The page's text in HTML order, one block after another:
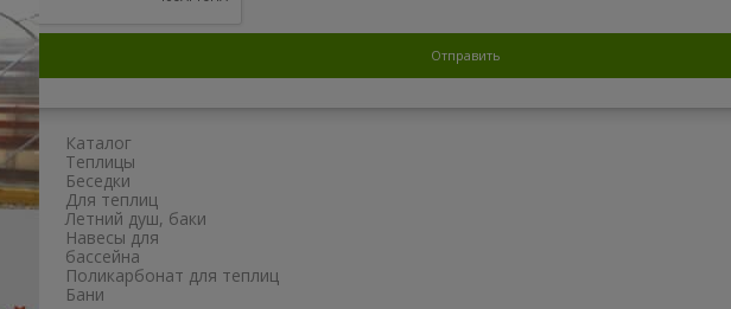
Каталог
Теплицы
Беседки
Для теплиц
Летний душ, баки
Навесы для
бассейна
Поликарбонат для теплиц
Бани